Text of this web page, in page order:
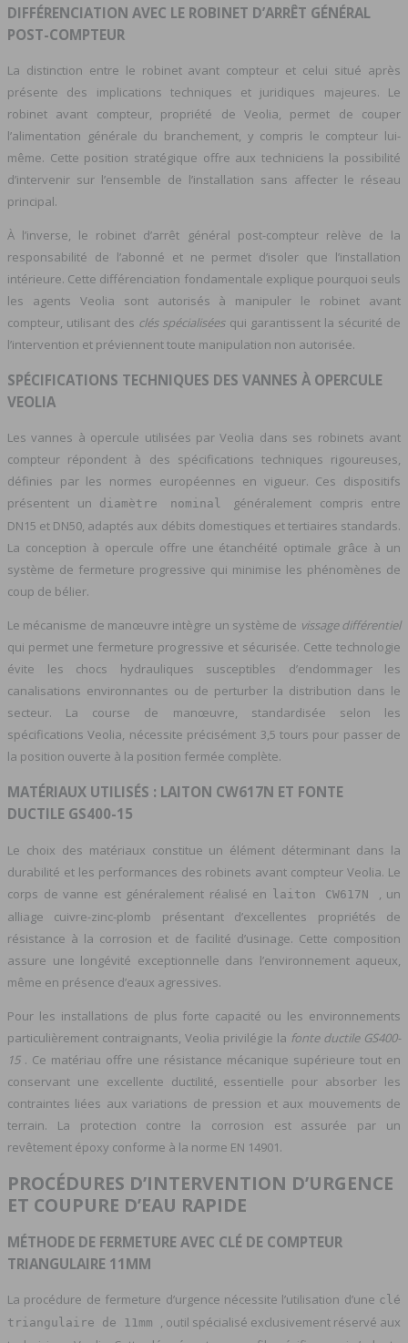
DIFFÉRENCIATION AVEC LE ROBINET D’ARRÊT GÉNÉRAL
POST-COMPTEUR
La distinction entre le robinet avant compteur et celui situé après
présente des implications techniques et juridiques majeures. Le
robinet avant compteur, propriété de Veolia, permet de couper
l’alimentation générale du branchement, y compris le compteur lui-
même. Cette position stratégique offre aux techniciens la possibilité
d’intervenir sur l’ensemble de l’installation sans affecter le réseau
principal.
À l’inverse, le robinet d’arrêt général post-compteur relève de la
responsabilité de l’abonné et ne permet d’isoler que l’installation
intérieure. Cette différenciation fondamentale explique pourquoi seuls
les agents Veolia sont autorisés à manipuler le robinet avant
compteur, utilisant des clés spécialisées qui garantissent la sécurité de
l’intervention et préviennent toute manipulation non autorisée.
SPÉCIFICATIONS TECHNIQUES DES VANNES À OPERCULE
VEOLIA
Les vannes à opercule utilisées par Veolia dans ses robinets avant
compteur répondent à des spécifications techniques rigoureuses,
définies par les normes européennes en vigueur. Ces dispositifs
présentent un
diamètre nominal
généralement compris entre
DN15 et DN50, adaptés aux débits domestiques et tertiaires standards.
La conception à opercule offre une étanchéité optimale grâce à un
système de fermeture progressive qui minimise les phénomènes de
coup de bélier.
Le mécanisme de manœuvre intègre un système de vissage différentiel
qui permet une fermeture progressive et sécurisée. Cette technologie
évite les chocs hydrauliques susceptibles d’endommager les
canalisations environnantes ou de perturber la distribution dans le
secteur. La course de manœuvre, standardisée selon les
spécifications Veolia, nécessite précisément 3,5 tours pour passer de
la position ouverte à la position fermée complète.
MATÉRIAUX UTILISÉS : LAITON CW617N ET FONTE
DUCTILE GS400-15
Le choix des matériaux constitue un élément déterminant dans la
durabilité et les performances des robinets avant compteur Veolia. Le
corps de vanne est généralement réalisé en laiton CW617N
, un
alliage cuivre-zinc-plomb présentant d’excellentes propriétés de
résistance à la corrosion et de facilité d’usinage. Cette composition
assure une longévité exceptionnelle dans l’environnement aqueux,
même en présence d’eaux agressives.
Pour les installations de plus forte capacité ou les environnements
particulièrement contraignants, Veolia privilégie la fonte ductile GS400-
15 . Ce matériau offre une résistance mécanique supérieure tout en
conservant une excellente ductilité, essentielle pour absorber les
contraintes liées aux variations de pression et aux mouvements de
terrain. La protection contre la corrosion est assurée par un
revêtement époxy conforme à la norme EN 14901.
PROCÉDURES D’INTERVENTION D’URGENCE
ET COUPURE D’EAU RAPIDE
MÉTHODE DE FERMETURE AVEC CLÉ DE COMPTEUR
TRIANGULAIRE 11MM
La procédure de fermeture d’urgence nécessite l’utilisation d’une clé
triangulaire de 11mm , outil spécialisé exclusivement réservé aux